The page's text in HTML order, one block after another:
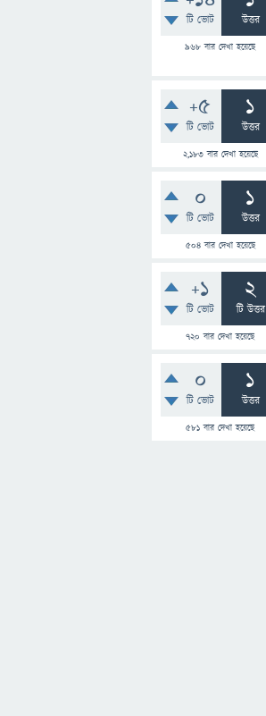
টি ভোট উত্তর
968 বার দেখা হয়েছে
+5
টি ভোট
1
উত্তর
2,183বার দেখা হয়েছে
0
টি ভোট
1
উত্তর
504বার দেখা হয়েছে
+1
টি ভোট
2
টি উত্তর
720 বার দেখা হয়েছে
0
টি ভোট
1
উত্তর
581 বার দেখা হয়েছে